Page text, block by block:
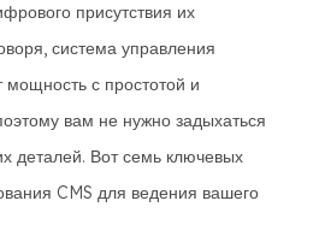
присутствия их
система управления
мощность с простотой и
вам не нужно задыхаться
деталей. Вот семь ключевых
CMS для ведения вашего